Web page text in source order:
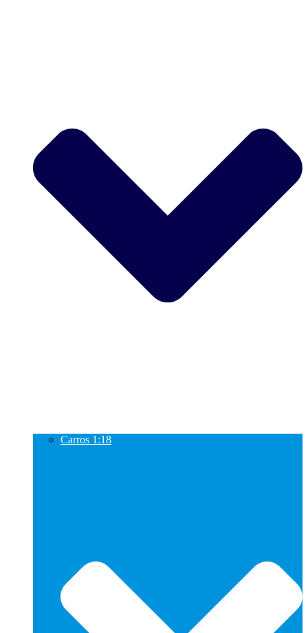
Carros 1:18